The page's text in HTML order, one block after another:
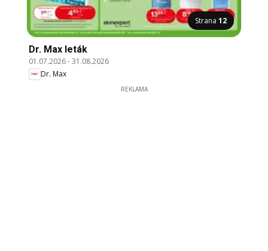
Strana 12
Dr. Max leták
01.07.2026-31.08.2026
Dr. Max
REKLAMA